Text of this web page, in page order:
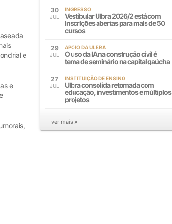
e
e
30
JUL
INGRESSO
Vestibular Ulbra 2026/2 está com
inscrições abertas para mais de 50
cursos
29
JUL
APOIO DA ULBRA
O uso da IA na construção civil é
tema de seminário na capital gaúcha
27
JUL
INSTITUIÇÃO DE ENSINO
Ulbra consolida retomada com
educação, investimentos e múltiplos
projetos
ver mais »